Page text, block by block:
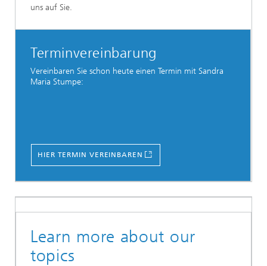
uns auf Sie.
Terminvereinbarung
Vereinbaren Sie schon heute einen Termin mit Sandra
Maria Stumpe:
HIER TERMIN VEREINBAREN
Learn more about our
topics